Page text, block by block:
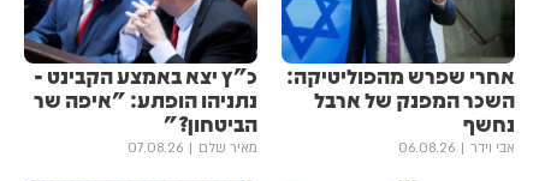
אחרי שפרש מהפוליטיקה:
השכר המפנק של ארבל
נחשף
אבי וידר 06.08.26
כ"ץ יצא באמצע הקבינט -
נתניהו הופתע: "איפה שר
הביטחון?"
מאיר שלם 07.08.26